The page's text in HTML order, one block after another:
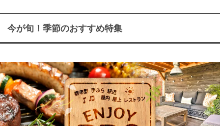
今が旬！季節のおすすめ特集